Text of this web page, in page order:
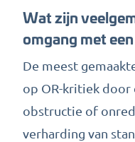
Wat zijn
omgang met
De meest
op OR-kritiek door
obstructie of
verharding van